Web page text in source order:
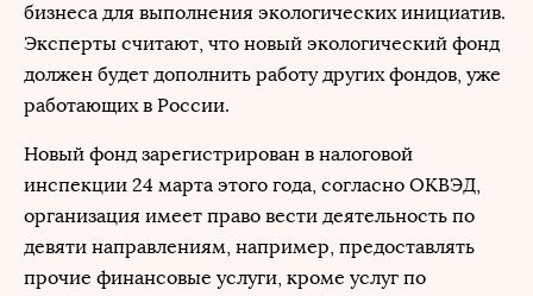
бизнеса для выполнения экологических инициатив.
Эксперты считают, что новый экологический фонд
должен будет дополнить работу других фондов, уже
работающих в России.
Новый фонд зарегистрирован в налоговой
инспекции 24 марта этого года, согласно ОКВЭД,
организация имеет право вести деятельность по
девяти направлениям, например, предоставлять
прочие финансовые услуги, кроме услуг по